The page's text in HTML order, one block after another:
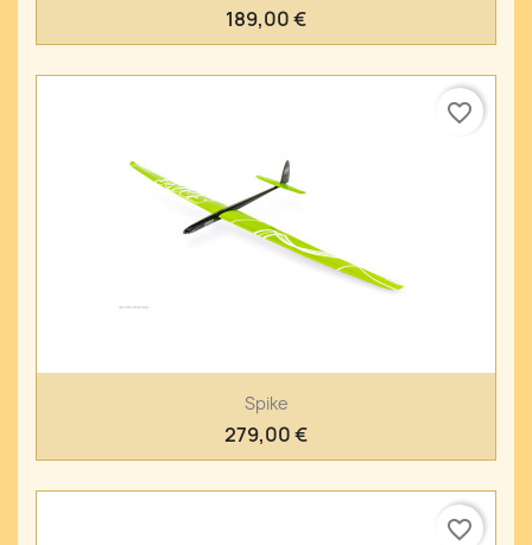
189,00 €
Spike
279,00 €
favorite_border
favorite_border